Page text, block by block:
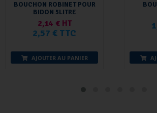
BOUCHON ROBINET POUR
BIDON 5LITRE
2,14 € HT
2,57 € TTC
AJOUTER AU PANIER